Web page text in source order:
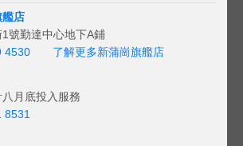
艦店
號勤達中心地下A鋪
4530
了解更多新蒲崗旗艦店
月底投入服務
8531